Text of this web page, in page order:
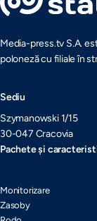
Media-press.tv S.A.
poloneză cu filiale în
Sediu
Szymanowski 1/15
30-047 Cracovia
Pachete și
Monitorizare
Zasoby